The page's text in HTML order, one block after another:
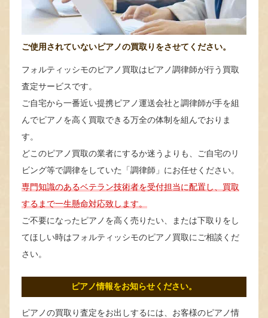
ご使用されていないピアノの買取りをさせてください。
フォルティッシモのピアノ買取はピアノ調律師が行う買取
査定サービスです。
ご自宅から一番近い提携ピアノ運送会社と調律師が手を組
んでピアノを高く買取できる万全の体制を組んでおりま
す。
どこのピアノ買取の業者にするか迷うよりも、ご自宅のリ
ビング等で調律をしていた「調律師」にお任せください。
専門知識のあるベテラン技術者を受付担当に配置し、買取
するまで一生懸命対応致します。
ご不要になったピアノを高く売りたい、または下取りをし
てほしい時はフォルティッシモのピアノ買取にご相談くだ
さい。
ピアノ情報をお知らせください。
ピアノの買取り査定をお出しするには、お客様のピアノ情